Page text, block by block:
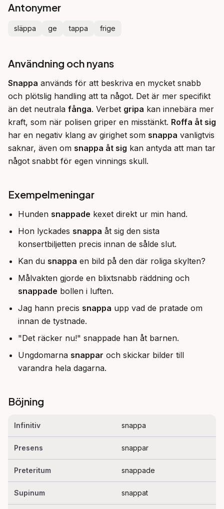
Antonymer
släppa ge tappa frige
Användning och nyans
Snappa används för att beskriva en mycket snabb
och plötslig handling att ta något. Det är mer specifikt
än det neutrala fånga. Verbet gripa kan innebära mer
kraft, som när polisen griper en misstänkt. Roffa åt sig
har en negativ klang av girighet som snappa vanligtvis
saknar, även om snappa åt sig kan antyda att man tar
något snabbt för egen vinnings skull.
Exempelmeningar
Hunden snappade kexet direkt ur min hand.
Hon lyckades snappa åt sig den sista
konsertbiljetten precis innan de sålde slut.
Kan du snappa en bild på den där roliga skylten?
Målvakten gjorde en blixtsnabb räddning och
snappade bollen i luften.
Jag hann precis snappa upp vad de pratade om
innan de tystnade.
"Det räcker nu!" snappade han åt barnen.
Ungdomarna snappar och skickar bilder till
varandra hela dagarna.
Böjning
Infinitiv snappa
Presens snappar
Preteritum snappade
Supinum snappat